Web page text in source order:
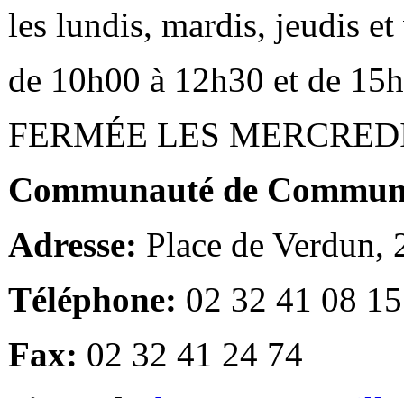
les lundis, mardis, jeudis et
de 10h00 à 12h30 et de
FERMÉE LES
Communauté de
Adresse: Place de Verdun,
Téléphone: 02 32 41 08 15
Fax: 02 32 41 24 74